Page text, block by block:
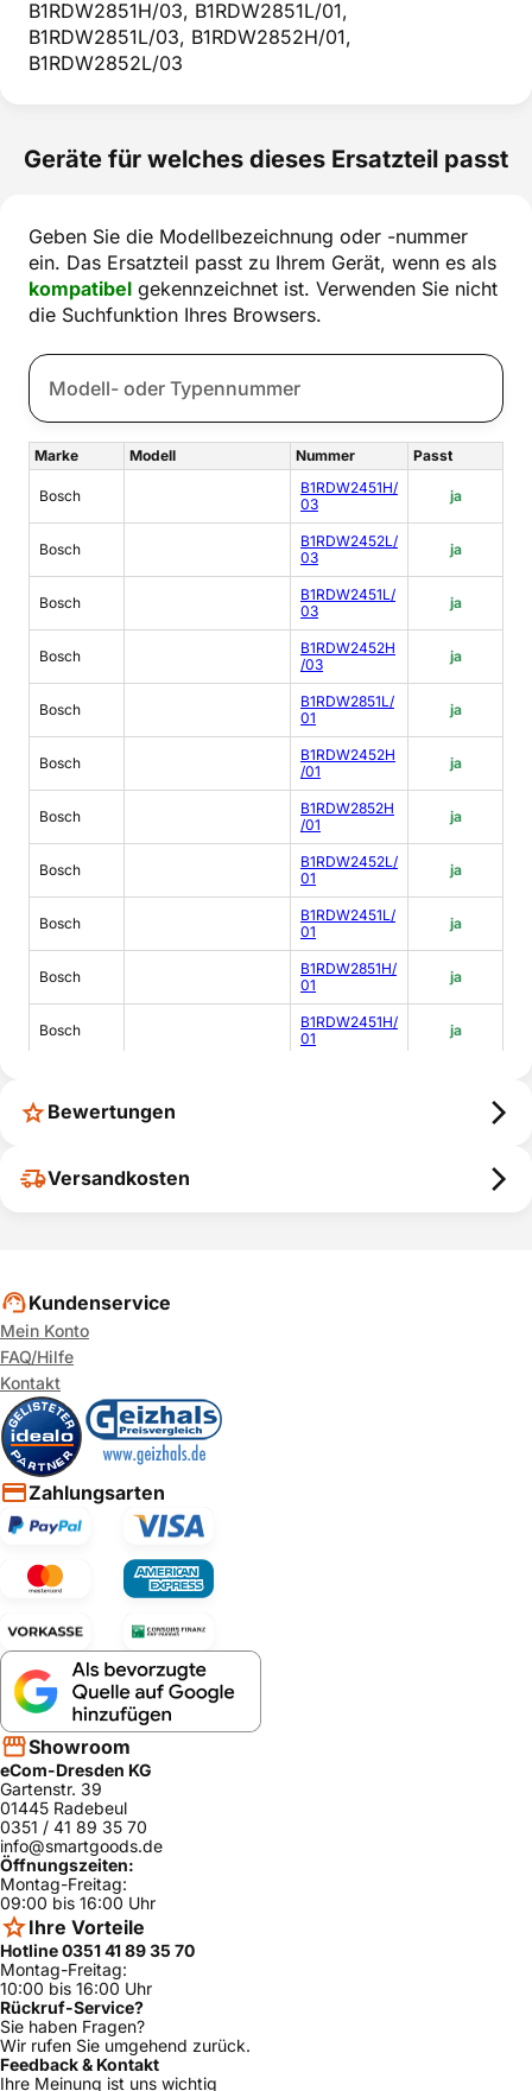
B1RDW2851H/03, B1RDW2851L/01,
B1RDW2851L/03, B1RDW2852H/01,
B1RDW2852L/03
Geräte für welches dieses Ersatzteil passt
Geben Sie die Modellbezeichnung oder -nummer
ein. Das Ersatzteil passt zu Ihrem Gerät, wenn es als
kompatibel gekennzeichnet ist. Verwenden Sie nicht
die Suchfunktion Ihres Browsers.
Marke Modell Nummer Passt
Bosch
B1RDW2451H/
03
ja
Bosch
B1RDW2452L/
03
ja
Bosch
B1RDW2451L/
03
ja
Bosch
B1RDW2452H
/03
ja
Bosch
B1RDW2851L/
01
ja
Bosch
B1RDW2452H
/01
ja
Bosch
B1RDW2852H
/01
ja
Bosch
B1RDW2452L/
01
ja
Bosch
B1RDW2451L/
01
ja
Bosch
B1RDW2851H/
01
ja
Bosch
B1RDW2451H/
01
ja
Bosch
Bewertungen
Versandkosten
Kundenservice
Mein Konto
FAQ/Hilfe
Kontakt
Zahlungsarten
Showroom
eCom-Dresden KG
Gartenstr. 39
01445 Radebeul
0351 / 41 89 35 70
info@smartgoods.de
Öffnungszeiten:
Montag-Freitag:
09:00 bis 16:00 Uhr
Ihre Vorteile
Hotline 0351 41 89 35 70
Montag-Freitag:
10:00 bis 16:00 Uhr
Rückruf-Service?
Sie haben Fragen?
Wir rufen Sie umgehend zurück.
Feedback & Kontakt
Ihre Meinung ist uns wichtig